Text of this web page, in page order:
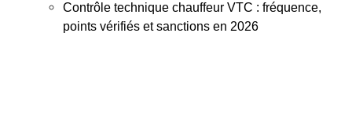
Contrôle technique chauffeur VTC : fréquence,
points vérifiés et sanctions en 2026